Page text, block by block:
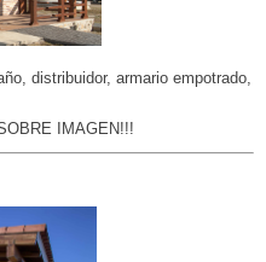
distribuidor, armario empotrado,
IMAGEN!!!